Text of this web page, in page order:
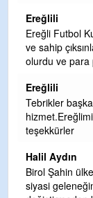
düşünsün
sponsor
bulacak
vurmuş
saf